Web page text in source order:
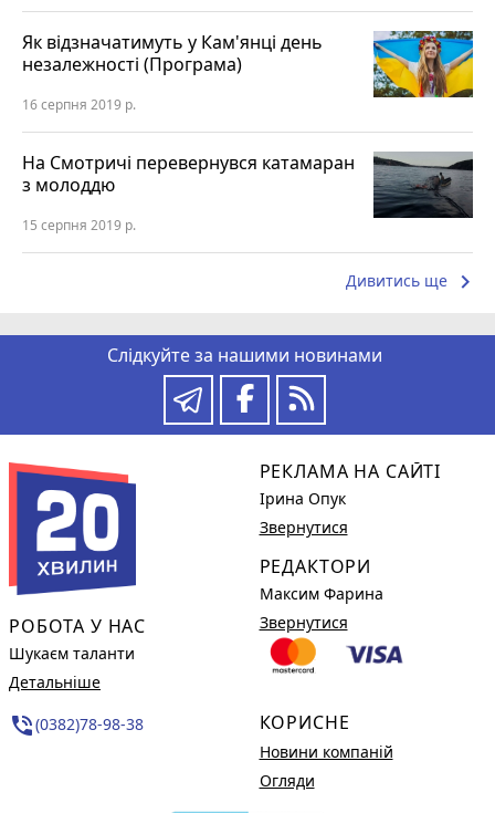
Як відзначатимуть у Кам'янці день
незалежності (Програма)
16 серпня 2019 р.
На Смотричі перевернувся катамаран
з молоддю
15 серпня 2019 р.
Дивитись ще keyboard_arrow_right
Слідкуйте за нашими новинами
РОБОТА У НАС
Шукаєм таланти
Детальніше
phone_in_talk(0382)78-98-38
РЕКЛАМА НА САЙТІ
Ірина Опук
Звернутися
РЕДАКТОРИ
Максим Фарина
Звернутися
КОРИСНЕ
Новини компаній
Огляди